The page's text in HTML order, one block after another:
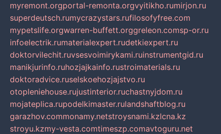
myremont.orgportal-remonta.orgvyitikho.rumirjon.ru
superdeutsch.rumycrazystars.rufilosofyfree.com
mypetslife.orgwarren-buffett.orggreleon.comsp-or.ru
infoelectrik.rumaterialexpert.rudetkiexpert.ru
doktorvilechit.ruvsesvoimirykami.ruinstrumentgid.ru
manikjurinfo.ruhozjajkainfo.rustroimaterials.ru
doktoradvice.ruselskoehozjajstvo.ru
otopleniehouse.rujustinterior.ruchastnyjdom.ru
mojateplica.rupodelkimaster.rulandshaftblog.ru
garazhov.commonamy.netstroysnami.kzlcna.kz
stroyu.kzmy-vesta.comtimeszp.comavtoguru.net